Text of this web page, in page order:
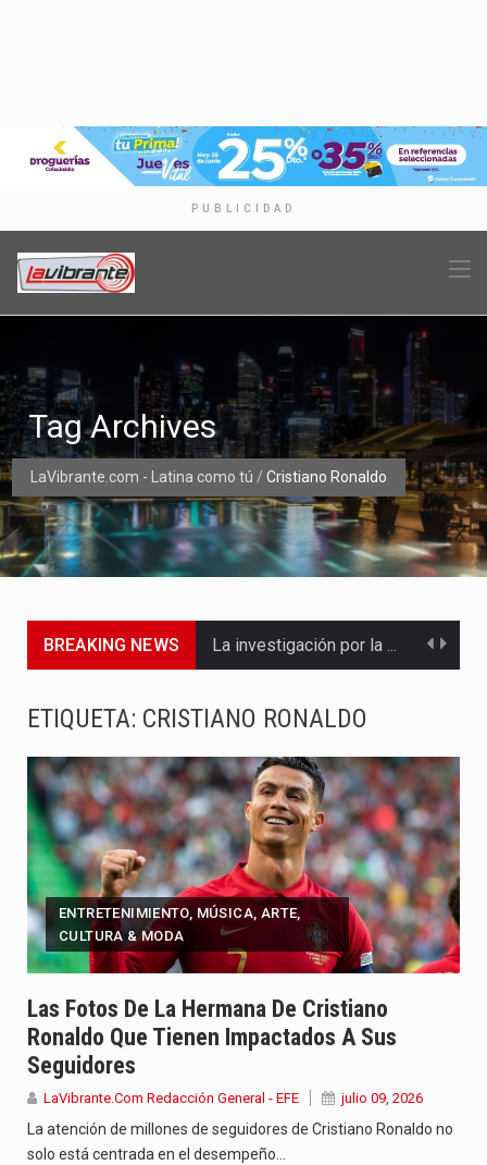
PUBLICIDAD
LaVibrante.com - Latina como tú / Cristiano Ronaldo
Tag Archives
BREAKING NEWS La investigación por la muerte de Kevin Arley Acosta Pico,…
Barranquilla ya está lista para convertirse, el próximo 16 de…
A pocas horas del cambio de gobierno, el equipo de…
La Alcaldía de Barranquilla puso en marcha un amplio plan…
Si eres un trader que prefiere lidiar con condiciones de…
Colombia cambia de gobierno este 7 de agosto con un…
La cantautora venezolana Joaquina vuelve a sorprender a sus seguidores…
ETIQUETA: CRISTIANO RONALDO
ENTRETENIMIENTO, MÚSICA, ARTE,
CULTURA & MODA
Las Fotos De La Hermana De Cristiano
Ronaldo Que Tienen Impactados A Sus
Seguidores
LaVibrante.Com Redacción General - EFE julio 09, 2026
La atención de millones de seguidores de Cristiano Ronaldo no
solo está centrada en el desempeño…